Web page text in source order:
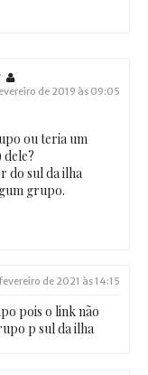
de 2019 às 09:05
ou teria um
do sul da ilha
grupo.
de 2021 às 14:15
pois o link não
p sul da ilha